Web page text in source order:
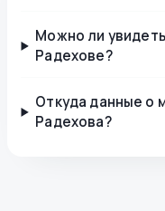
Можно ли
Радехове?
Откуда данные о
Радехова?